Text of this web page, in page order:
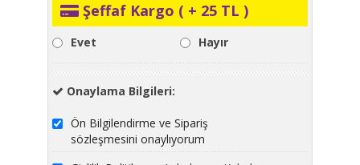
Şeffaf Kargo ( + 25 TL )
Evet Hayır
Onaylama Bilgileri:
Ön Bilgilendirme ve Sipariş
sözleşmesini onaylıyorum